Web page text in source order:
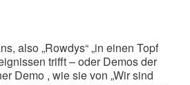
also „Rowdys“ „in einen Topf
trifft – oder Demos der
Demo , wie sie von „Wir sind